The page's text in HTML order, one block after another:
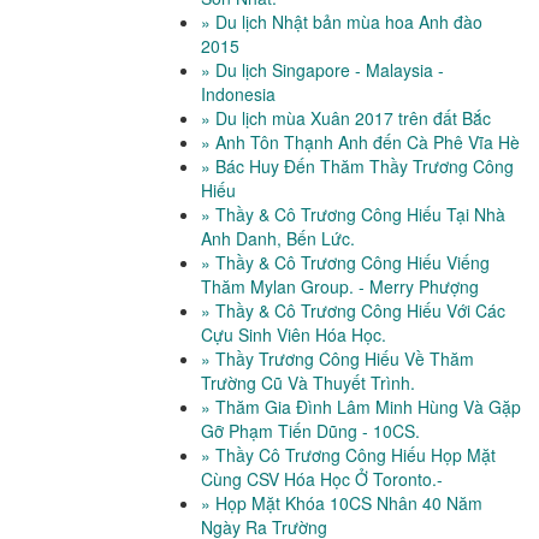
» Du lịch Nhật bản mùa hoa Anh đào
2015
» Du lịch Singapore - Malaysia -
Indonesia
» Du lịch mùa Xuân 2017 trên đất Bắc
» Anh Tôn Thạnh Anh đến Cà Phê Vĩa Hè
» Bác Huy Đến Thăm Thầy Trương Công
Hiếu
» Thầy & Cô Trương Công Hiếu Tại Nhà
Anh Danh, Bến Lức.
» Thầy & Cô Trương Công Hiếu Viếng
Thăm Mylan Group. - Merry Phượng
» Thầy & Cô Trương Công Hiếu Với Các
Cựu Sinh Viên Hóa Học.
» Thầy Trương Công Hiếu Về Thăm
Trường Cũ Và Thuyết Trình.
» Thăm Gia Đình Lâm Minh Hùng Và Gặp
Gỡ Phạm Tiến Dũng - 10CS.
» Thầy Cô Trương Công Hiếu Họp Mặt
Cùng CSV Hóa Học Ở Toronto.-
» Họp Mặt Khóa 10CS Nhân 40 Năm
Ngày Ra Trường